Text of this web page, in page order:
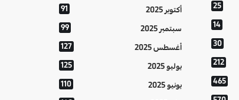
25
14
30
212
465
أكتوبر 2025 91
سبتمبر 2025 99
أغسطس 2025 127
يوليو 2025 125
يونيو 2025 110